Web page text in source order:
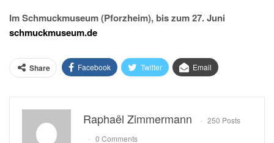
Im Schmuckmuseum (Pforzheim), bis zum 27. Juni
schmuckmuseum.de
Share Facebook Twitter Email
Raphaël Zimmermann
250 Posts
0 Comments